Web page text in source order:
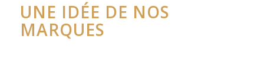
UNE IDÉE DE NOS
MARQUES